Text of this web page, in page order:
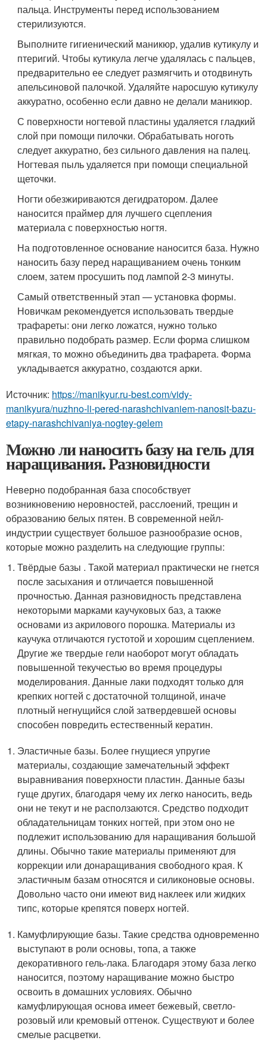
пальца. Инструменты перед использованием
стерилизуются.
Выполните гигиенический маникюр, удалив кутикулу и
птеригий. Чтобы кутикула легче удалялась с пальцев,
предварительно ее следует размягчить и отодвинуть
апельсиновой палочкой. Удаляйте наросшую кутикулу
аккуратно, особенно если давно не делали маникюр.
С поверхности ногтевой пластины удаляется гладкий
слой при помощи пилочки. Обрабатывать ноготь
следует аккуратно, без сильного давления на палец.
Ногтевая пыль удаляется при помощи специальной
щеточки.
Ногти обезжириваются дегидратором. Далее
наносится праймер для лучшего сцепления
материала с поверхностью ногтя.
На подготовленное основание наносится база. Нужно
наносить базу перед наращиванием очень тонким
слоем, затем просушить под лампой 2-3 минуты.
Самый ответственный этап — установка формы.
Новичкам рекомендуется использовать твердые
трафареты: они легко ложатся, нужно только
правильно подобрать размер. Если форма слишком
мягкая, то можно объединить два трафарета. Форма
укладывается аккуратно, создаются арки.
Источник: https://manikyur.ru-best.com/vidy-
manikyura/nuzhno-li-pered-narashchivaniem-nanosit-bazu-
etapy-narashchivaniya-nogtey-gelem
Можно ли наносить базу на гель для
наращивания. Разновидности
Неверно подобранная база способствует
возникновению неровностей, расслоений, трещин и
образованию белых пятен. В современной нейл-
индустрии существует большое разнообразие основ,
которые можно разделить на следующие группы:
Твёрдые базы . Такой материал практически не гнется
после засыхания и отличается повышенной
прочностью. Данная разновидность представлена
некоторыми марками каучуковых баз, а также
основами из акрилового порошка. Материалы из
каучука отличаются густотой и хорошим сцеплением.
Другие же твердые гели наоборот могут обладать
повышенной текучестью во время процедуры
моделирования. Данные лаки подходят только для
крепких ногтей с достаточной толщиной, иначе
плотный негнущийся слой затвердевшей основы
способен повредить естественный кератин.
Эластичные базы. Более гнущиеся упругие
материалы, создающие замечательный эффект
выравнивания поверхности пластин. Данные базы
гуще других, благодаря чему их легко наносить, ведь
они не текут и не расползаются. Средство подходит
обладательницам тонких ногтей, при этом оно не
подлежит использованию для наращивания большой
длины. Обычно такие материалы применяют для
коррекции или донаращивания свободного края. К
эластичным базам относятся и силиконовые основы.
Довольно часто они имеют вид наклеек или жидких
типс, которые крепятся поверх ногтей.
Камуфлирующие базы. Такие средства одновременно
выступают в роли основы, топа, а также
декоративного гель-лака. Благодаря этому база легко
наносится, поэтому наращивание можно быстро
освоить в домашних условиях. Обычно
камуфлирующая основа имеет бежевый, светло-
розовый или кремовый оттенок. Существуют и более
смелые расцветки.